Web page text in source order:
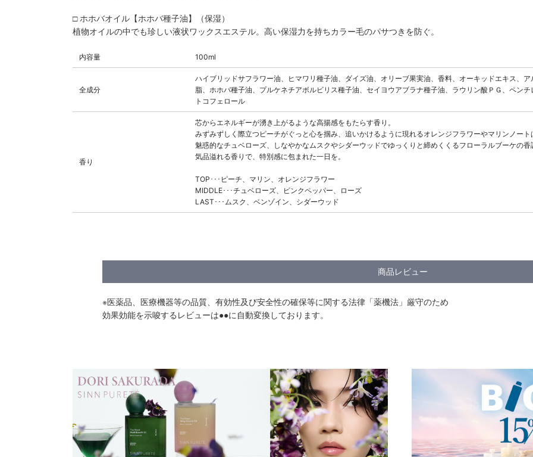
□ ホホバオイル【ホホバ種子油】（保湿）
植物オイルの中でも珍しい液状ワックスエステル。高い保湿力を持ちカラー毛のパサつきを防ぐ。
内容量 100ml
全成分
ハイブリッドサフラワー油、ヒマワリ種子油、ダイズ油、オリーブ果実油、香料、オーキッドエキス、
脂、ホホバ種子油、プルケネチアボルビリス種子油、セイヨウアブラナ種子油、ラウリン酸ＰＧ、ペン
トコフェロール
香り
芯からエネルギーが湧き上がるような高揚感をもたらす香り。
みずみずしく際立つピーチがぐっと心を掴み、追いかけるように現れるオレンジフラワーやマリンノー
魅惑的なチュベローズ、しなやかなムスクやシダーウッドでゆっくりと締めくくるフローラルブーケの
気品溢れる香りで、特別感に包まれた一日を。
TOP･･･ピーチ、マリン、オレンジフラワー
MIDDLE･･･チュベローズ、ピンクペッパー、ローズ
LAST･･･ムスク、ベンゾイン、シダーウッド
商品レビュー
※医薬品、医療機器等の品質、有効性及び安全性の確保等に関する法律「薬機法」厳守のため
効果効能を示唆するレビューは●●に自動変換しております。